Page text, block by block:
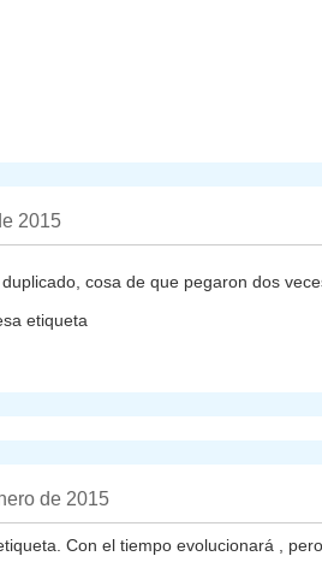
2015
cosa de que pegaron dos
etiqueta
de 2015
Con el tiempo evolucionará ,